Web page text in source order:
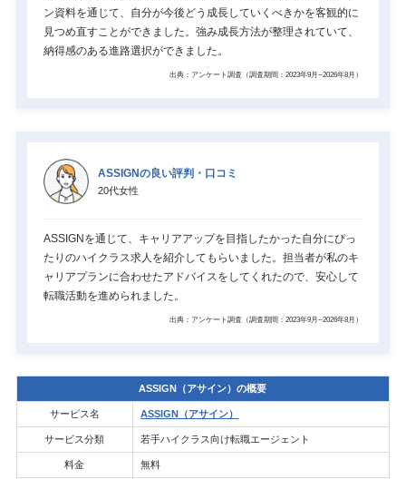
ン資料を通じて、自分が今後どう成長していくべきかを客観的に
見つめ直すことができました。強み成長方法が整理されていて、
納得感のある進路選択ができました。
出典：アンケート調査（調査期間：2023年9月~2026年8月）
ASSIGNの良い評判・口コミ
20代女性
ASSIGNを通じて、キャリアアップを目指したかった自分にぴっ
たりのハイクラス求人を紹介してもらいました。担当者が私のキ
ャリアプランに合わせたアドバイスをしてくれたので、安心して
転職活動を進められました。
出典：アンケート調査（調査期間：2023年9月~2026年8月）
ASSIGN（アサイン）の概要
サービス名 ASSIGN（アサイン）
サービス分類 若手ハイクラス向け転職エージェント
料金 無料